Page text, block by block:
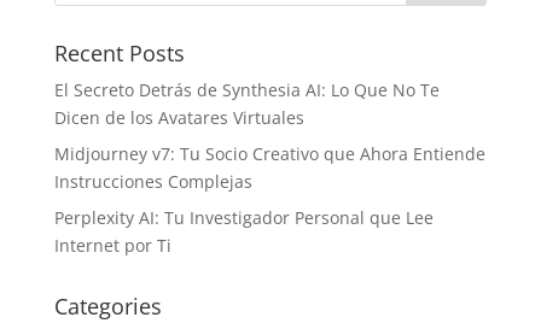
Recent Posts
El Secreto Detrás de Synthesia AI: Lo Que No Te
Dicen de los Avatares Virtuales
Midjourney v7: Tu Socio Creativo que Ahora Entiende
Instrucciones Complejas
Perplexity AI: Tu Investigador Personal que Lee
Internet por Ti
Categories